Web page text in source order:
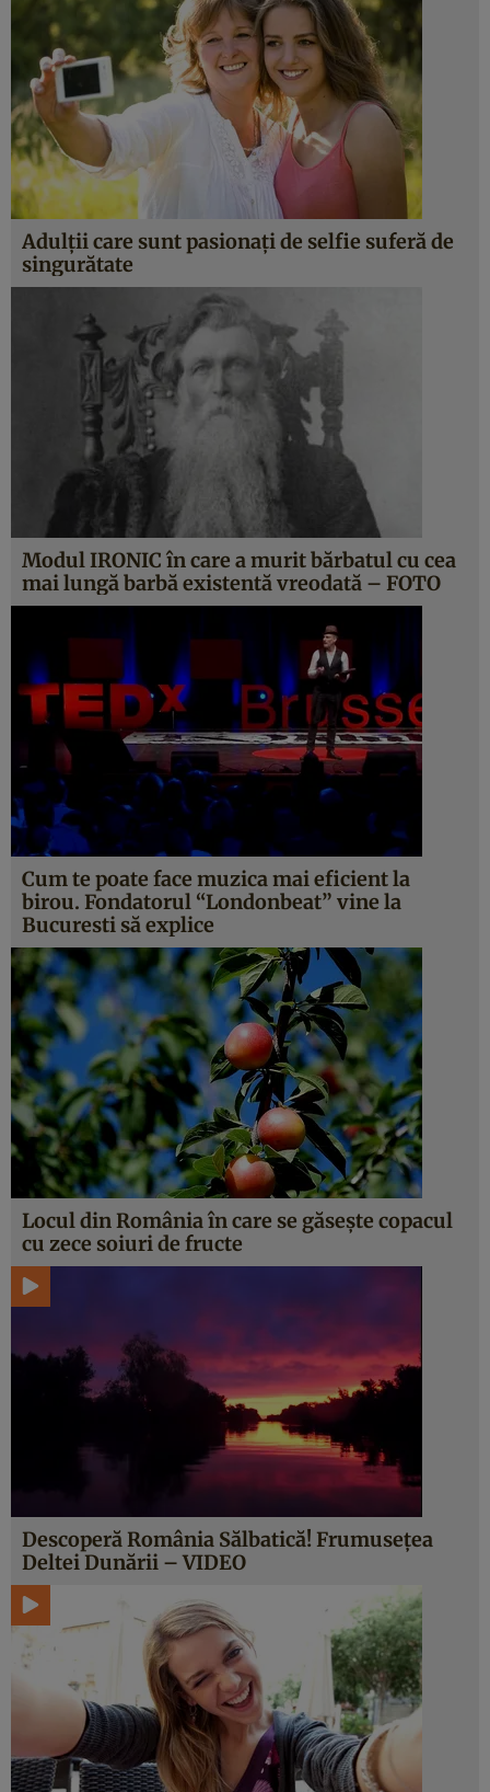
Adulţii care sunt pasionaţi de selfie suferă de
singurătate
Modul IRONIC în care a murit bărbatul cu cea
mai lungă barbă existentă vreodată – FOTO
Cum te poate face muzica mai eficient la
birou. Fondatorul “Londonbeat” vine la
Bucuresti să explice
Locul din România în care se găseşte copacul
cu zece soiuri de fructe
Descoperă România Sălbatică! Frumuseţea
Deltei Dunării – VIDEO